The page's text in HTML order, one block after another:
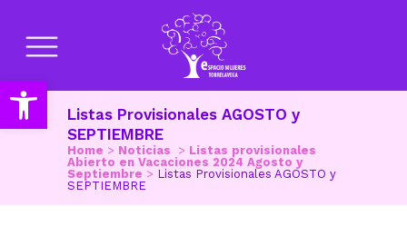
Abrir barra de herramientas
Listas Provisionales AGOSTO y
SEPTIEMBRE
Home > Noticias > Listas provisionales
Abierto en Vacaciones 2024 Agosto y
Septiembre > Listas Provisionales AGOSTO y
SEPTIEMBRE